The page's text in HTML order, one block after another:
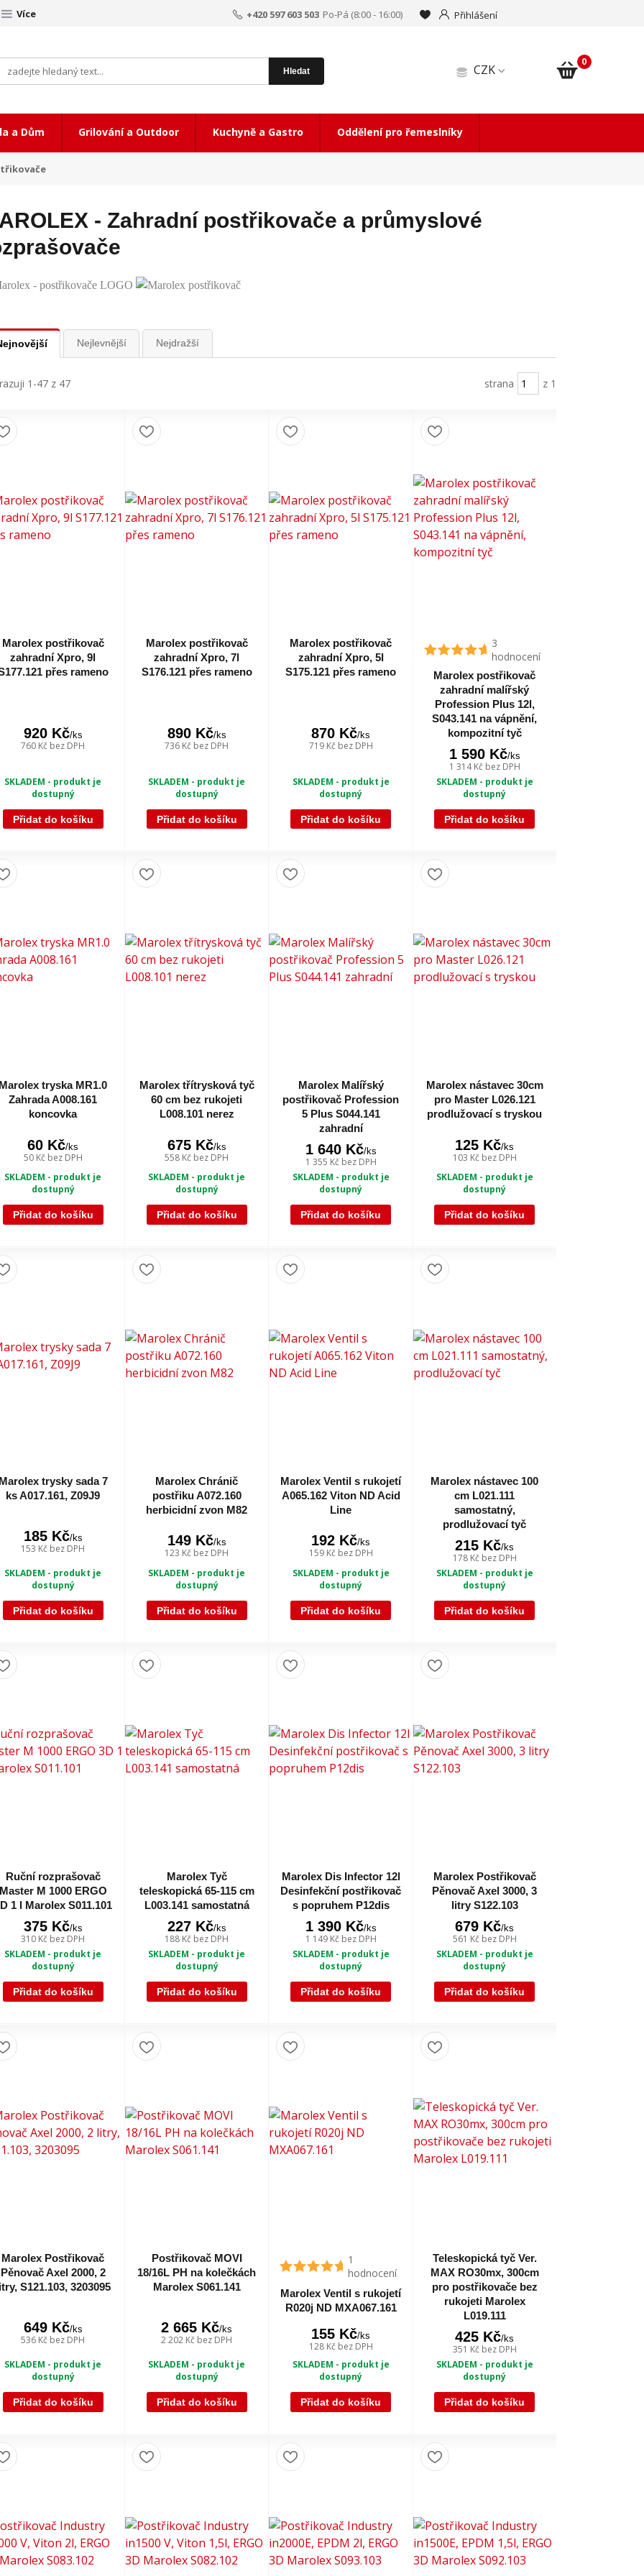
Více
CZK
Přihlášení
Hledat
+420 597 603 503 Po-Pá (8:00 - 16:00)
0
a Dům Grilování a Outdoor Kuchyně a Gastro Oddělení pro řemeslníky
- Zahradní postřikovače a průmyslové
Nejlevnější Nejdražší
1-47 z 47 strana z 1
Marolex postřikovač
zahradní Xpro, 9l
přes rameno
920 Kč/ks
760 Kč bez DPH
SKLADEM - produkt je
dostupný
Přidat do košíku
Marolex postřikovač
zahradní Xpro, 7l
S176.121 přes rameno
890 Kč/ks
736 Kč bez DPH
SKLADEM - produkt je
dostupný
Přidat do košíku
Marolex postřikovač
zahradní Xpro, 5l
S175.121 přes rameno
870 Kč/ks
719 Kč bez DPH
SKLADEM - produkt je
dostupný
Přidat do košíku
3
hodnocení
Marolex postřikovač
zahradní malířský
Profession Plus 12l,
S043.141 na vápnění,
kompozitní tyč
1 590 Kč/ks
1 314 Kč bez DPH
SKLADEM - produkt je
dostupný
Přidat do košíku
tryska MR1.0
Zahrada A008.161
koncovka
60 Kč/ks
50 Kč bez DPH
SKLADEM - produkt je
dostupný
Přidat do košíku
Marolex třítrysková tyč
60 cm bez rukojeti
L008.101 nerez
675 Kč/ks
558 Kč bez DPH
SKLADEM - produkt je
dostupný
Přidat do košíku
Marolex Malířský
postřikovač Profession
5 Plus S044.141
zahradní
1 640 Kč/ks
1 355 Kč bez DPH
SKLADEM - produkt je
dostupný
Přidat do košíku
Marolex nástavec 30cm
pro Master L026.121
prodlužovací s tryskou
125 Kč/ks
103 Kč bez DPH
SKLADEM - produkt je
dostupný
Přidat do košíku
trysky sada 7
ks A017.161, Z09J9
185 Kč/ks
153 Kč bez DPH
SKLADEM - produkt je
dostupný
Přidat do košíku
Marolex Chránič
postřiku A072.160
herbicidní zvon M82
149 Kč/ks
123 Kč bez DPH
SKLADEM - produkt je
dostupný
Přidat do košíku
Marolex Ventil s rukojetí
A065.162 Viton ND Acid
Line
192 Kč/ks
159 Kč bez DPH
SKLADEM - produkt je
dostupný
Přidat do košíku
Marolex nástavec 100
cm L021.111
samostatný,
prodlužovací tyč
215 Kč/ks
178 Kč bez DPH
SKLADEM - produkt je
dostupný
Přidat do košíku
Ruční rozprašovač
M 1000 ERGO
1 l Marolex S011.101
375 Kč/ks
310 Kč bez DPH
SKLADEM - produkt je
dostupný
Přidat do košíku
Marolex Tyč
teleskopická 65-115 cm
L003.141 samostatná
227 Kč/ks
188 Kč bez DPH
SKLADEM - produkt je
dostupný
Přidat do košíku
Marolex Dis Infector 12l
Desinfekční postřikovač
s popruhem P12dis
1 390 Kč/ks
1 149 Kč bez DPH
SKLADEM - produkt je
dostupný
Přidat do košíku
Marolex Postřikovač
Pěnovač Axel 3000, 3
litry S122.103
679 Kč/ks
561 Kč bez DPH
SKLADEM - produkt je
dostupný
Přidat do košíku
Marolex Postřikovač
Pěnovač Axel 2000, 2
S121.103, 3203095
649 Kč/ks
536 Kč bez DPH
SKLADEM - produkt je
dostupný
Přidat do košíku
Postřikovač MOVI
18/16L PH na kolečkách
Marolex S061.141
2 665 Kč/ks
2 202 Kč bez DPH
SKLADEM - produkt je
dostupný
Přidat do košíku
1
hodnocení
Marolex Ventil s rukojetí
R020j ND MXA067.161
155 Kč/ks
128 Kč bez DPH
SKLADEM - produkt je
dostupný
Přidat do košíku
Teleskopická tyč Ver.
MAX RO30mx, 300cm
pro postřikovače bez
rukojeti Marolex
L019.111
425 Kč/ks
351 Kč bez DPH
SKLADEM - produkt je
dostupný
Přidat do košíku